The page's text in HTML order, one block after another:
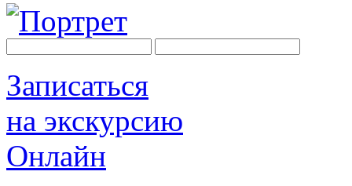
Записаться
на экскурсию
Онлайн